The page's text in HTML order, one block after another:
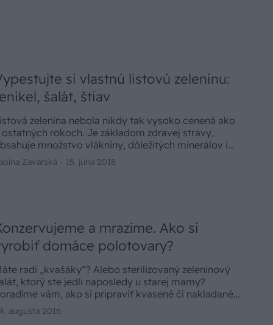
si vlastnú listovú zeleninu:
šalát, štiav
zelenina nebola nikdy tak vysoko cenená ako
ostatných rokoch. Je základom zdravej stravy,
množstvo vlákniny, dôležitých minerálov i
Pozitívne pôsobí na podporu metabolizmu,
obezite, ale aj na zdravie srdca a ciev, dokonca i
fenikel či štiav?
Zavarská - 15. júna 2018
a mrazíme. Ako si
domáce polotovary?
radi „kvašáky“? Alebo sterilizovaný zeleninový
ktorý ste jedli naposledy u starej mamy?
vám, ako si pripraviť kvasené či nakladané
výrobky, ako správne zmraziť zeleninu a
chutné doma nachystané polotovary.
augusta 2016